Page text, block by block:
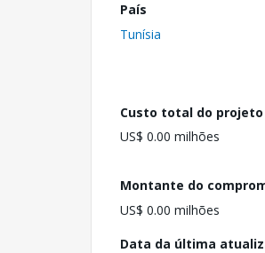
País
Tunísia
Custo total do projeto
US$ 0.00 milhões
Montante do
US$ 0.00 milhões
Data da última